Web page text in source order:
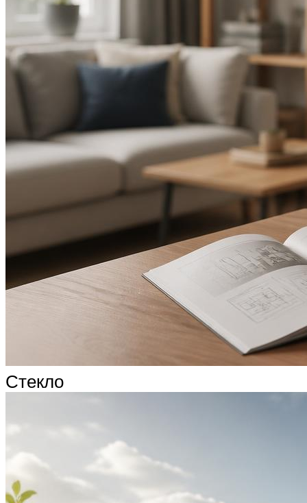
Стекло